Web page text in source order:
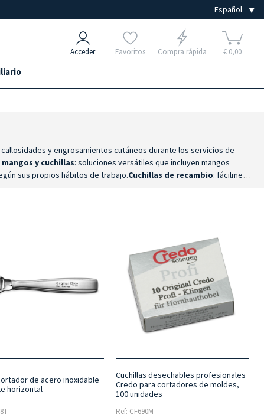
Acceder Favoritos Compra rápida € 0,00
y engrosamientos cutáneos durante los servicios de
y cuchillas: soluciones versátiles que incluyen mangos
sus propios hábitos de trabajo.Cuchillas de recambio: fácilmente
de acero inoxidable
horizontal
Cuchillas desechables profesionales
Credo para cortadores de moldes,
100 unidades
Ref: CF690M